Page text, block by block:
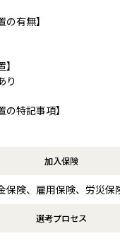
の有無】
り
の特記事項】
加入保険
保険、雇用保険、労災保
選考プロセス